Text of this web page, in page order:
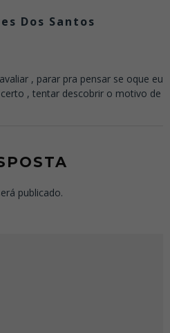
Dos Santos
, parar pra pensar se oque eu
, tentar descobrir o motivo de
publicado.